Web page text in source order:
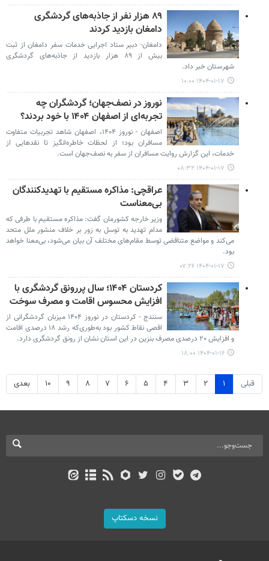
۸۹ هزار نفر از جاذبه‌های گردشگری
دامغان بازدید کردند
دامغان- دبیر ستاد اجرایی خدمات سفر دامغان از ثبت
بیش از ۸۹ هزار بازدید از جاذبه‌های گردشگری
شهرستان خبر داد.
۱۴۰۴-۰۱-۱۷ ۱۰:۰۰
نوروز در نصف‌جهان؛ گردشگران چه
تجربه‌ای از اصفهان ۱۴۰۴ با خود بردند؟
اصفهان - نوروز ۱۴۰۴، اصفهان شاهد تجربیات متفاوت
مسافران بود؛ از لحظات خاطره‌انگیز تا نقدهایی از
خدمات، این گزارش روایت مسافران از سفر به نصف‌جهان است.
۱۴۰۴-۰۱-۱۷ ۰۸:۳۲
عراقچی: مذاکره مستقیم با تهدیدکنندگان
بی‌معناست
وزیر خارجه کشورمان گفت: مذاکره مستقیم با طرفی که
مدام تهدید به توسل به زور بر خلاف منشور ملل متحد
می‌کند و مواضع متناقضی توسط مقام‌های مختلف آن بیان می‌شود، بی‌معنا خواهد
بود.
۱۴۰۴-۰۱-۱۷ ۰۷:۲۶
کردستان ۱۴۰۴؛ سال پررونق گردشگری با
افزایش محسوس اقامت و مصرف سوخت
سنندج - کردستان در نوروز ۱۴۰۴ میزبان گردشگرانی از
اقصی نقاط کشور بود به‌طوری‌که رشد ۱۸ درصدی اقامت
و افزایش ۲۰ درصدی مصرف بنزین در این استان نشان از رونق گردشگری دارد.
۱۴۰۴-۰۱-۱۶ ۱۸:۰۰
قبلی ۱ ۲ ۳ ۴ ۵ ۶ ۷ ۸ ۹ ۱۰ بعدی
نسخه دسکتاپ